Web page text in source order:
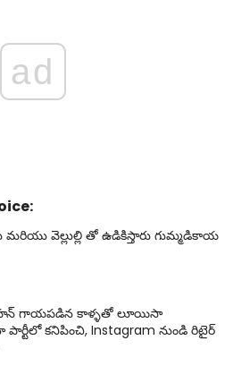
ad
వెల్లుల్లి తో ఉడికిస్తారు గుమ్మడికాయ
గాయపడిన కాళ్ళతో లూయిసా
కనిపించి, Instagram నుండి రిటైర్